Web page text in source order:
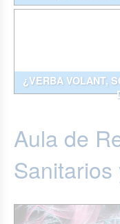
¿VERBA VOLANT,
Aula de